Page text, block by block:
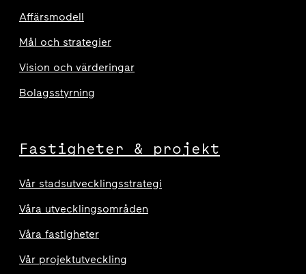
Affärsmodell
Mål och strategier
Vision och värderingar
Bolagsstyrning
Fastigheter & projekt
Vår stadsutvecklingsstrategi
Våra utvecklingsområden
Våra fastigheter
Vår projektutveckling